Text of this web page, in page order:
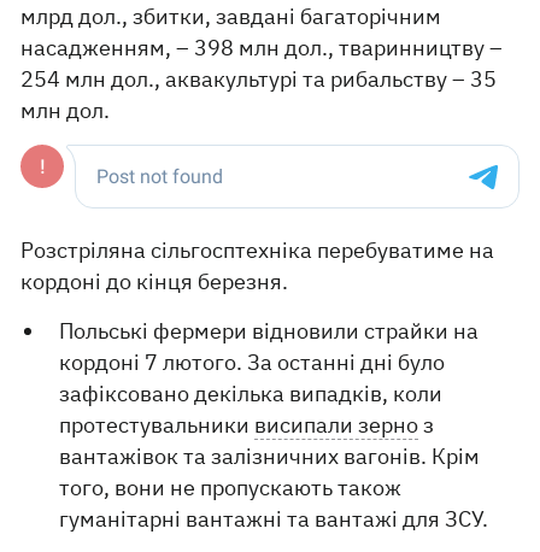
млрд дол., збитки, завдані багаторічним
насадженням, – 398 млн дол., тваринництву –
254 млн дол., аквакультурі та рибальству – 35
млн дол.
Розстріляна сільгосптехніка перебуватиме на
кордоні до кінця березня.
Польські фермери відновили страйки на
кордоні 7 лютого. За останні дні було
зафіксовано декілька випадків, коли
протестувальники висипали зерноз
вантажівок та залізничних вагонів. Крім
того, вони не пропускають також
гуманітарні вантажні та вантажі для ЗСУ.